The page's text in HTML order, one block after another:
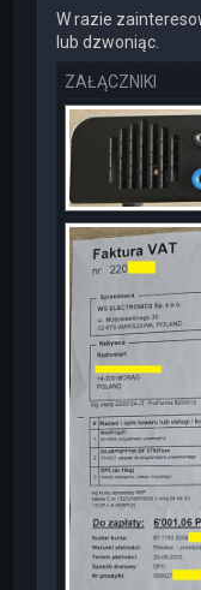
W razie
lub dzwoniąc.
ZAŁĄCZNIKI